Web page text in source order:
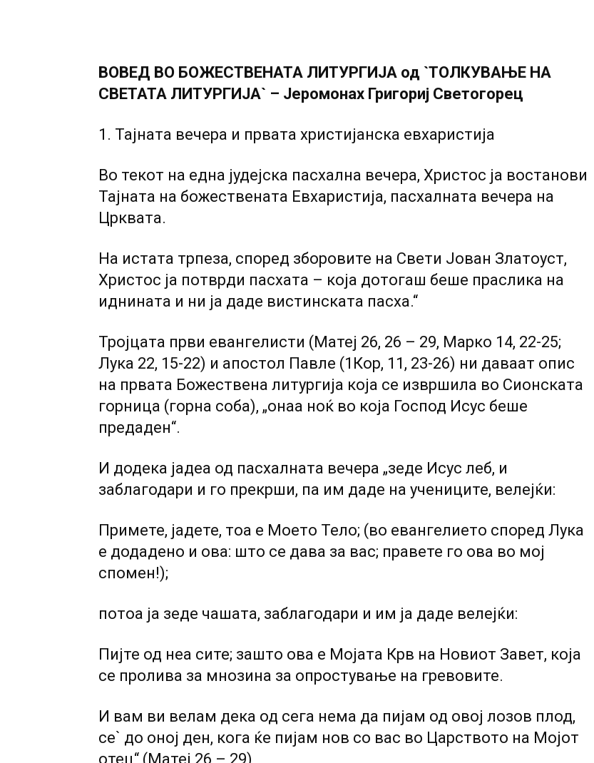
ВОВЕД ВО БОЖЕСТВЕНАТА ЛИТУРГИЈА од `ТОЛКУВАЊЕ НА
СВЕТАТА ЛИТУРГИЈА` – Јеромонах Григориј Светогорец
1. Тајната вечера и првата христијанска евхаристија
Во текот на една јудејска пасхална вечера, Христос ја востанови
Тајната на божествената Евхаристија, пасхалната вечера на
Црквата.
На истата трпеза, според зборовите на Свети Јован Златоуст,
Христос ја потврди пасхата – која дотогаш беше праслика на
иднината и ни ја даде вистинската пасха.“
Тројцата први евангелисти (Матеј 26, 26 – 29, Марко 14, 22-25;
Лука 22, 15-22) и апостол Павле (1Кор, 11, 23-26) ни даваат опис
на првата Божествена литургија која се извршила во Сионската
горница (горна соба), „онаа ноќ во која Господ Исус беше
предаден“.
И додека јадеа од пасхалната вечера „зеде Исус леб, и
заблагодари и го прекрши, па им даде на учениците, велејќи:
Примете, јадете, тоа е Моето Тело; (во евангелието според Лука
е додадено и ова: што се дава за вас; правете го ова во мој
спомен!);
потоа ја зеде чашата, заблагодари и им ја даде велејќи:
Пијте од неа сите; зашто ова е Мојата Крв на Новиот Завет, која
се пролива за мнозина за опростување на гревовите.
И вам ви велам дека од сега нема да пијам од овој лозов плод,
се` до оној ден, кога ќе пијам нов со вас во Царството на Мојот
отец“ (Матеј 26 – 29)